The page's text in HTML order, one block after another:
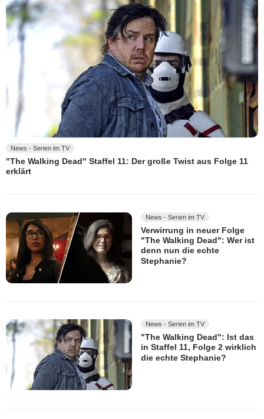
News - Serien im TV
"The Walking Dead" Staffel 11: Der große Twist aus Folge 11
erklärt
News - Serien im TV
Verwirrung in neuer Folge
"The Walking Dead": Wer ist
denn nun die echte
Stephanie?
News - Serien im TV
"The Walking Dead": Ist das
in Staffel 11, Folge 2 wirklich
die echte Stephanie?